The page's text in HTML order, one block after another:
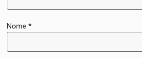
Nome*